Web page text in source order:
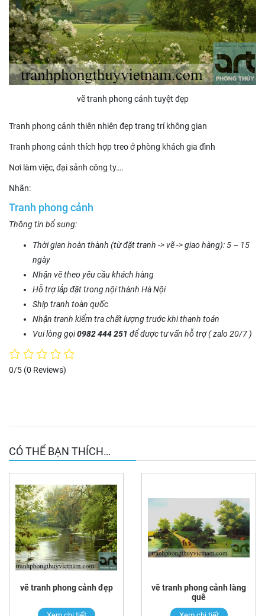
vẽ tranh phong cảnh tuyệt đẹp
Tranh phong cảnh thiên nhiên đẹp trang trí không gian
Tranh phong cảnh thích hợp treo ở phòng khách gia đình
Nơi làm việc, đại sảnh công ty….
Nhãn:
Tranh phong cảnh
Thông tin bổ sung:
Thời gian hoàn thành (từ đặt tranh -> vẽ -> giao hàng): 5 – 15
ngày
Nhận vẽ theo yêu cầu khách hàng
Hỗ trợ lắp đặt trong nội thành Hà Nội
Ship tranh toàn quốc
Nhận tranh kiểm tra chất lượng trước khi thanh toán
Vui lòng gọi0982 444 251 để được tư vấn hỗ trợ ( zalo 20/7 )
0/5 (0 Reviews)
CÓ THỂ BẠN THÍCH…
vẽ tranh phong cảnh đẹp
vẽ tranh phong cảnh làng
quê